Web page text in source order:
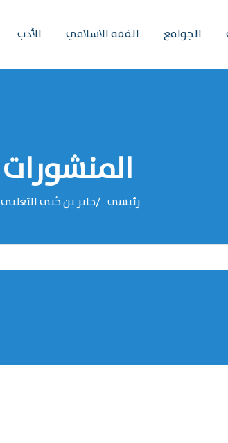
الجوامع الفقه الاسلامي الأدب
المنشورات
رئيسي ‌‌جابر بن حُني التغلبي